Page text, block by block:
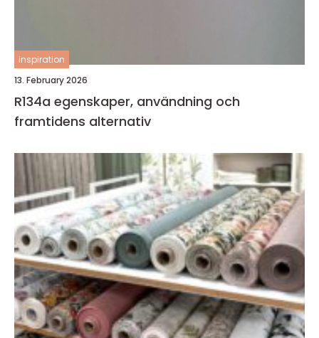
inspiration
13. February 2026
R134a egenskaper, användning och
framtidens alternativ